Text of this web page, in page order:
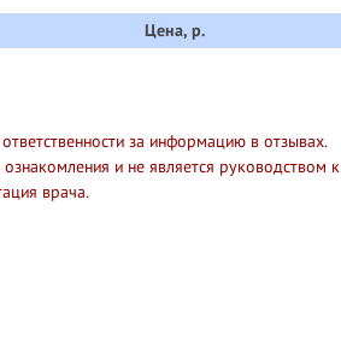
Цена, р.
за информацию в отзывах.
и не является руководством к
врача.